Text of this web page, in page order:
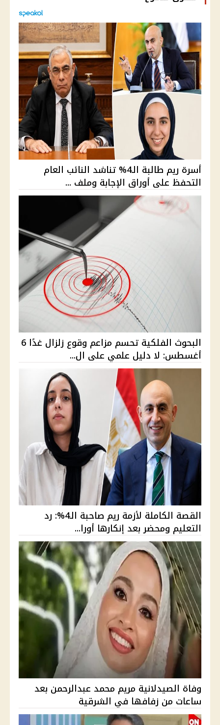
أسرة ريم طالبة الـ4% تناشد النائب العام
التحفظ على أوراق الإجابة وملف ...
البحوث الفلكية تحسم مزاعم وقوع زلزال غدًا 6
أغسطس: لا دليل علمي على ال...
القصة الكاملة لأزمة ريم صاحبة الـ4%: رد
التعليم ومحضر بعد إنكارها أورا...
وفاة الصيدلانية مريم محمد عبدالرحمن بعد
ساعات من زفافها في الشرقية